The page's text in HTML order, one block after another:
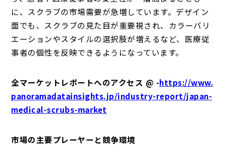
に、スクラブの市場需要が急増しています。デザイン
面でも、スクラブの見た目が重要視され、カラーバリ
エーションやスタイルの選択肢が増えるなど、医療従
事者の個性を反映できるようになっています。
全マーケットレポートへのアクセス @ -https://www.
panoramadatainsights.jp/industry-report/japan-
medical-scrubs-market
市場の主要プレーヤーと競争環境